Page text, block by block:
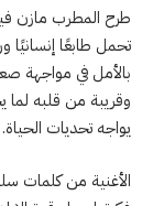
طرح المطرب مازن
تحمل طابعًا إنسانيًا
بالأمل في مواجهة
وقريبة من قلبه
يواجه تحديات الحياة.
الأغنية من كلمات